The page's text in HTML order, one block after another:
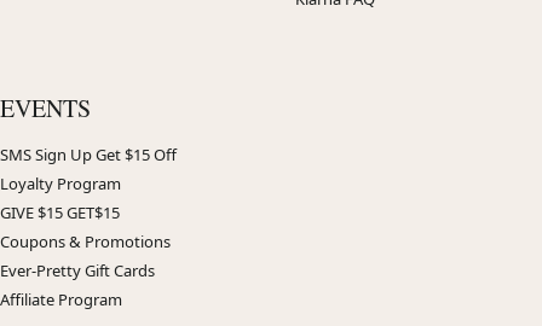
EVENTS
SMS Sign Up Get $15 Off
Loyalty Program
GIVE $15 GET$15
Coupons & Promotions
Ever-Pretty Gift Cards
Affiliate Program